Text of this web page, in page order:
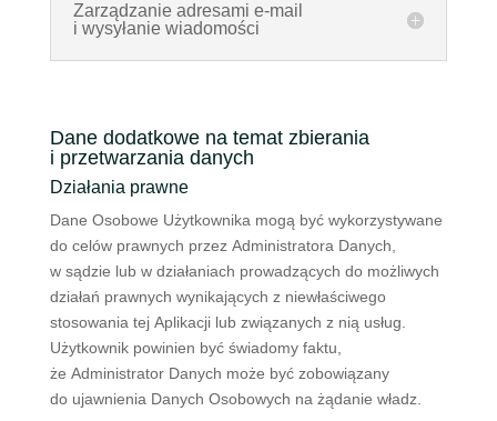
Zarządzanie adresami e-mail
i wysyłanie wiadomości
Dane dodatkowe na temat zbierania
i przetwarzania danych
Działania prawne
Dane Osobowe Użytkownika mogą być wykorzystywane
do celów prawnych przez Administratora Danych,
w sądzie lub w działaniach prowadzących do możliwych
działań prawnych wynikających z niewłaściwego
stosowania tej Aplikacji lub związanych z nią usług.
Użytkownik powinien być świadomy faktu,
że Administrator Danych może być zobowiązany
do ujawnienia Danych Osobowych na żądanie władz.